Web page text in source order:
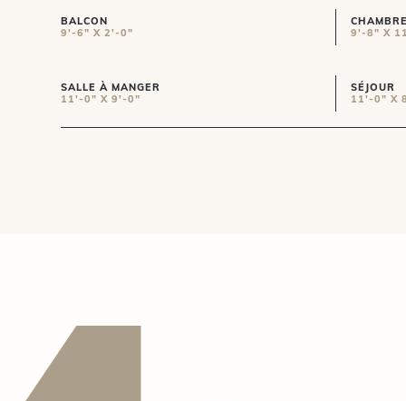
BALCON
9'-6" X 2'-0"
9'-8" X
SALLE À MANGER
11'-0" X 9'-0"
SÉJOUR
11'-0" X